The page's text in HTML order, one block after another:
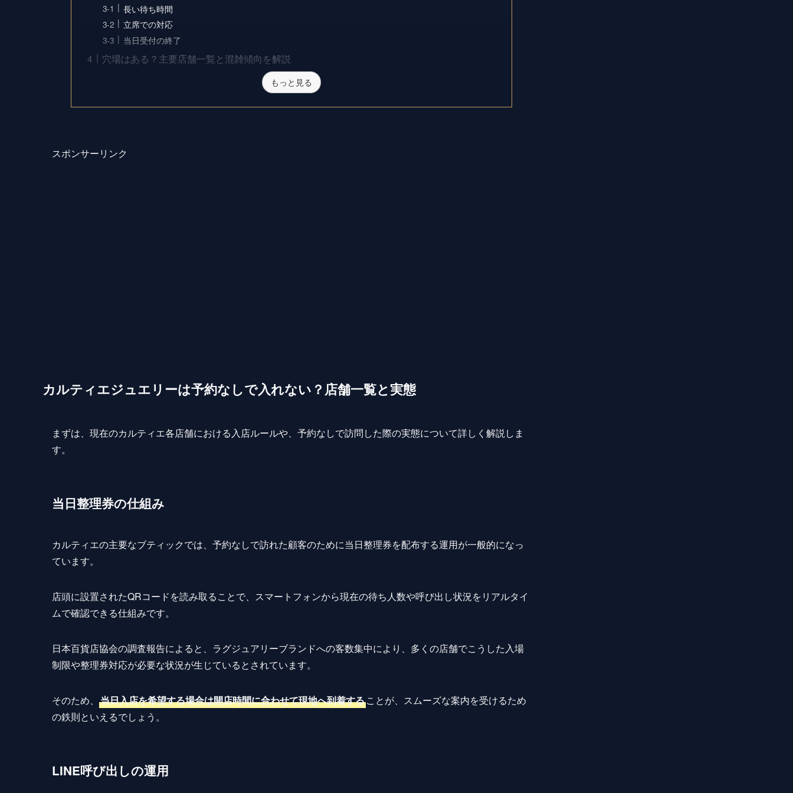
長い待ち時間
立席での対応
当日受付の終了
穴場はある？主要店舗一覧と混雑傾向を解説
もっと見る
スポンサーリンク
カルティエジュエリーは予約なしで入れない？店舗一覧と実態
まずは、現在のカルティエ各店舗における入店ルールや、予約なしで訪問した際の実態について詳しく解説しま
す。
当日整理券の仕組み
カルティエの主要なブティックでは、予約なしで訪れた顧客のために当日整理券を配布する運用が一般的になっ
ています。
店頭に設置されたQRコードを読み取ることで、スマートフォンから現在の待ち人数や呼び出し状況をリアルタイ
ムで確認できる仕組みです。
日本百貨店協会の調査報告によると、ラグジュアリーブランドへの客数集中により、多くの店舗でこうした入場
制限や整理券対応が必要な状況が生じているとされています。
そのため、 当日入店を希望する場合は開店時間に合わせて現地へ到着することが、スムーズな案内を受けるため
の鉄則といえるでしょう。
LINE呼び出しの運用